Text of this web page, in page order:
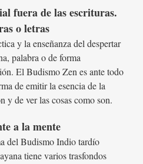
fuera de las escrituras.
o letras
y la enseñanza del despertar
palabra o de forma
El Budismo Zen es ante todo
de emitir la esencia de la
y de ver las cosas como son.
a la mente
del Budismo Indio tardío
tiene varios trasfondos